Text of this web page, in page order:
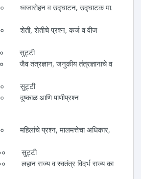
ध्वजारोहन व उद्‍घाटन, उद्‍घाटक मा.
शेती, शेतीचे प्रश्न, कर्ज व वीज
सुट्टी
जैव तंत्रज्ञान, जनुकीय तंत्रज्ञानाचे व
सुट्टी
आणि पाणीप्रश्न
प्रश्न, मालमत्तेचा अधिकार,
सुट्टी
राज्य व स्वतंत्र विदर्भ राज्य का